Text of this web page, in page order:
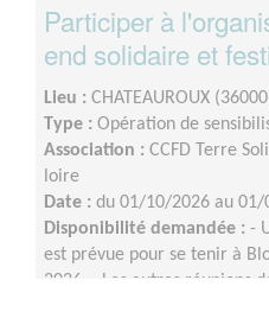
Participer à
end solidaire et
Lieu : CHATEAUROUX
Type : Opération de
Association : CCFD Terre
loire
Date : du 01/10/2026 au 01/
Disponibilité demandée : -
est prévue pour se tenir à
2026 ;- Les autres réunions